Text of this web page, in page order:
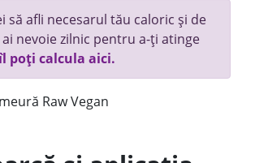
să afli necesarul tău caloric și de
nevoie zilnic pentru a-ți atinge
poți calcula aici.
Raw Vegan